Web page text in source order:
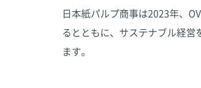
日本紙パルプ商事は2023年、
るとともに、サステナブル経営
ます。